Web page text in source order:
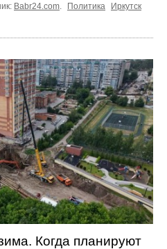
Babr24.com. Политика
Иркутск
Когда планируют